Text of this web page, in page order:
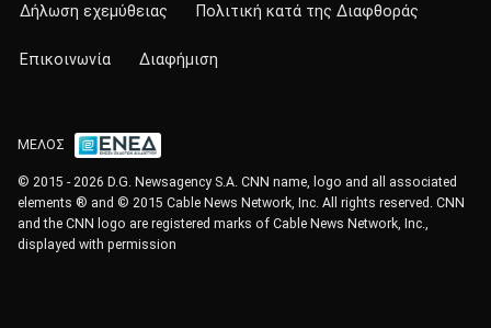
Δήλωση εχεμύθειας Πολιτική κατά της Διαφθοράς
Επικοινωνία Διαφήμιση
ΜΕΛΟΣ
© 2015 - 2026 D.G. Newsagency S.A. CNN name, logo and all associated
elements ® and © 2015 Cable News Network, Inc. All rights reserved. CNN
and the CNN logo are registered marks of Cable News Network, Inc.,
displayed with permission